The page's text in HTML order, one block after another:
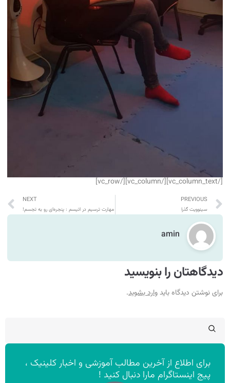
[/vc_column_text][/vc_column][/vc_row]
PREVIOUS
سینوویت گذرا
NEXT
مهارت ترسیم در اتیسم : پنجره‌ای رو به تجسم!
amin
دیدگاهتان را بنویسید
برای نوشتن دیدگاه بایدوارد بشوید.
برای اطلاع از آخرین مطالب آموزشی و اخبار کلینیک ،
پیج اینستاگرام مارا دنبال کنید !